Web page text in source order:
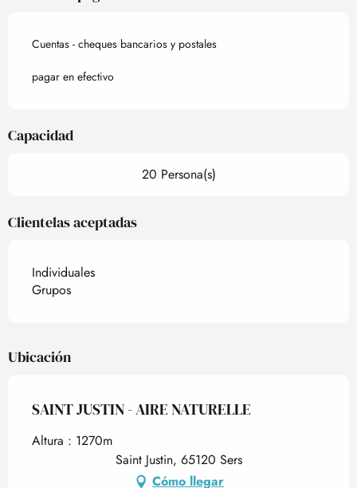
Cuentas - cheques bancarios y postales
pagar en efectivo
Capacidad
20 Persona(s)
Clientelas aceptadas
Individuales
Grupos
Ubicación
SAINT JUSTIN - AIRE NATURELLE
Altura : 1270m
Saint Justin, 65120 Sers
Cómo llegar